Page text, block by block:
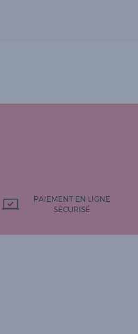
PAIEMENT EN LIGNE
SÉCURISÉ